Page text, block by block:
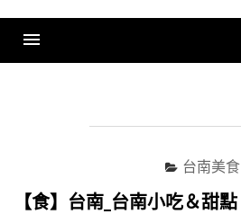
台南美食
【食】台南_台南小吃＆甜點